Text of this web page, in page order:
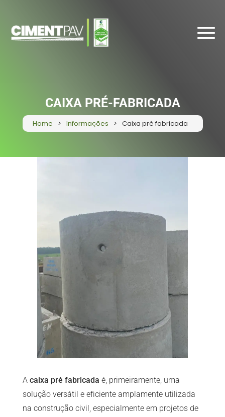
CAIXA PRÉ-FABRICADA
Home Informações Caixa pré fabricada
A caixa pré fabricada é, primeiramente, uma
solução versátil e eficiente amplamente utilizada
na construção civil, especialmente em projetos de